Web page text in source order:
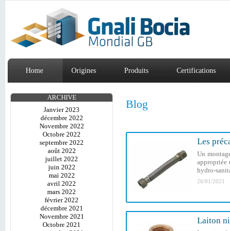
Home Origines Produits Certifications
ARCHIVE
Janvier 2023
décembre 2022
Novembre 2022
Octobre 2022
septembre 2022
août 2022
juillet 2022
juin 2022
mai 2022
avril 2022
mars 2022
février 2022
décembre 2021
Novembre 2021
Octobre 2021
Blog
Les
Un
appropriée
hydro-
26/01/2021
Laiton